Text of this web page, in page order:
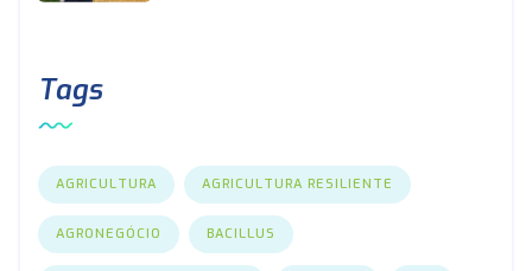
Tags
AGRICULTURA AGRICULTURA RESILIENTE
AGRONEGÓCIO BACILLUS